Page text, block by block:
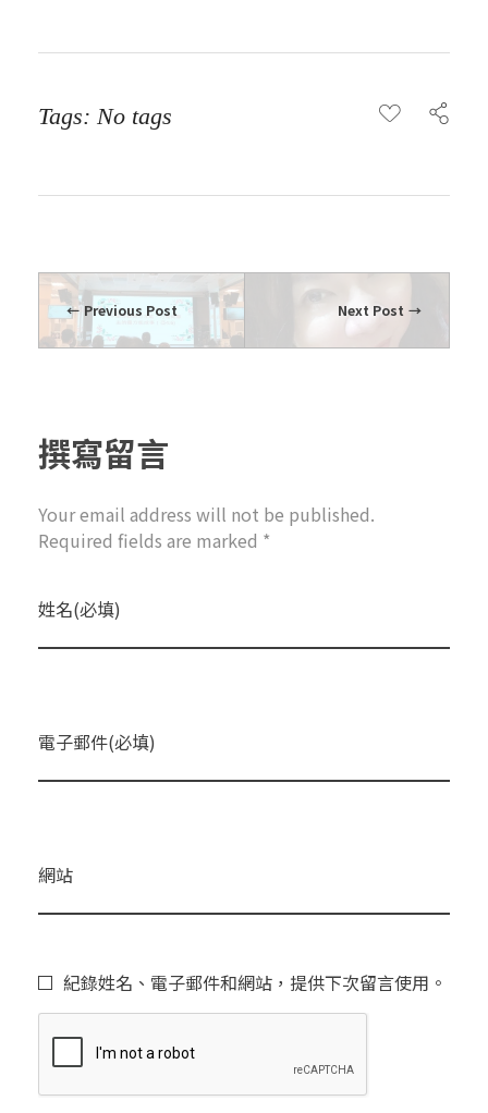
Tags: No tags
Previous Post Next Post
撰寫留言
Your email address will not be published.
Required fields are marked *
姓名(必填)
電子郵件(必填)
網站
紀錄姓名、電子郵件和網站，提供下次留言使用。